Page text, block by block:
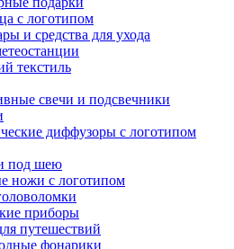
с логотипом
и средства для ухода
текстиль
свечи и подсвечники
диффузоры с логотипом
под шею
ножи с логотипом
приборы
путешествий
фонарики